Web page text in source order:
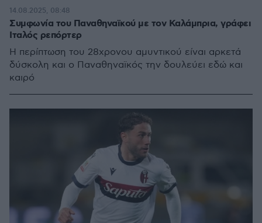
Συμφωνία του Παναθηναϊκού με τον Καλάμπρια, γράφει
Ιταλός ρεπόρτερ
Η περίπτωση του 28χρονου αμυντικού είναι αρκετά
δύσκολη και ο Παναθηναϊκός την δουλεύει εδώ και
καιρό
14.08.2025, 08:48